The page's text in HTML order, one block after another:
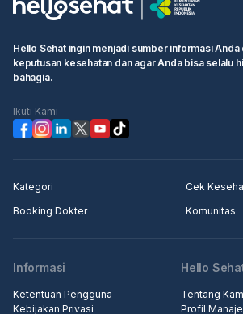
Hello Sehat ingin menjadi sumber informasi
keputusan kesehatan dan agar Anda bisa selalu
bahagia.
Ikuti Kami
Kategori
Cek
Booking Dokter
Komunitas
Informasi
Ketentuan Pengguna
Kebijakan Privasi
Hello
Tentang
Profil